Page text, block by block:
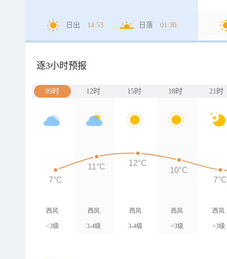
日出 14:53 日落 01:30
逐3小时预报
09时 12时 15时 18时 21时
西风
<3级
西风
3-4级
西风
3-4级
西风
<3级
西风
<3级
7°C
11°C 12°C
10°C
7°C